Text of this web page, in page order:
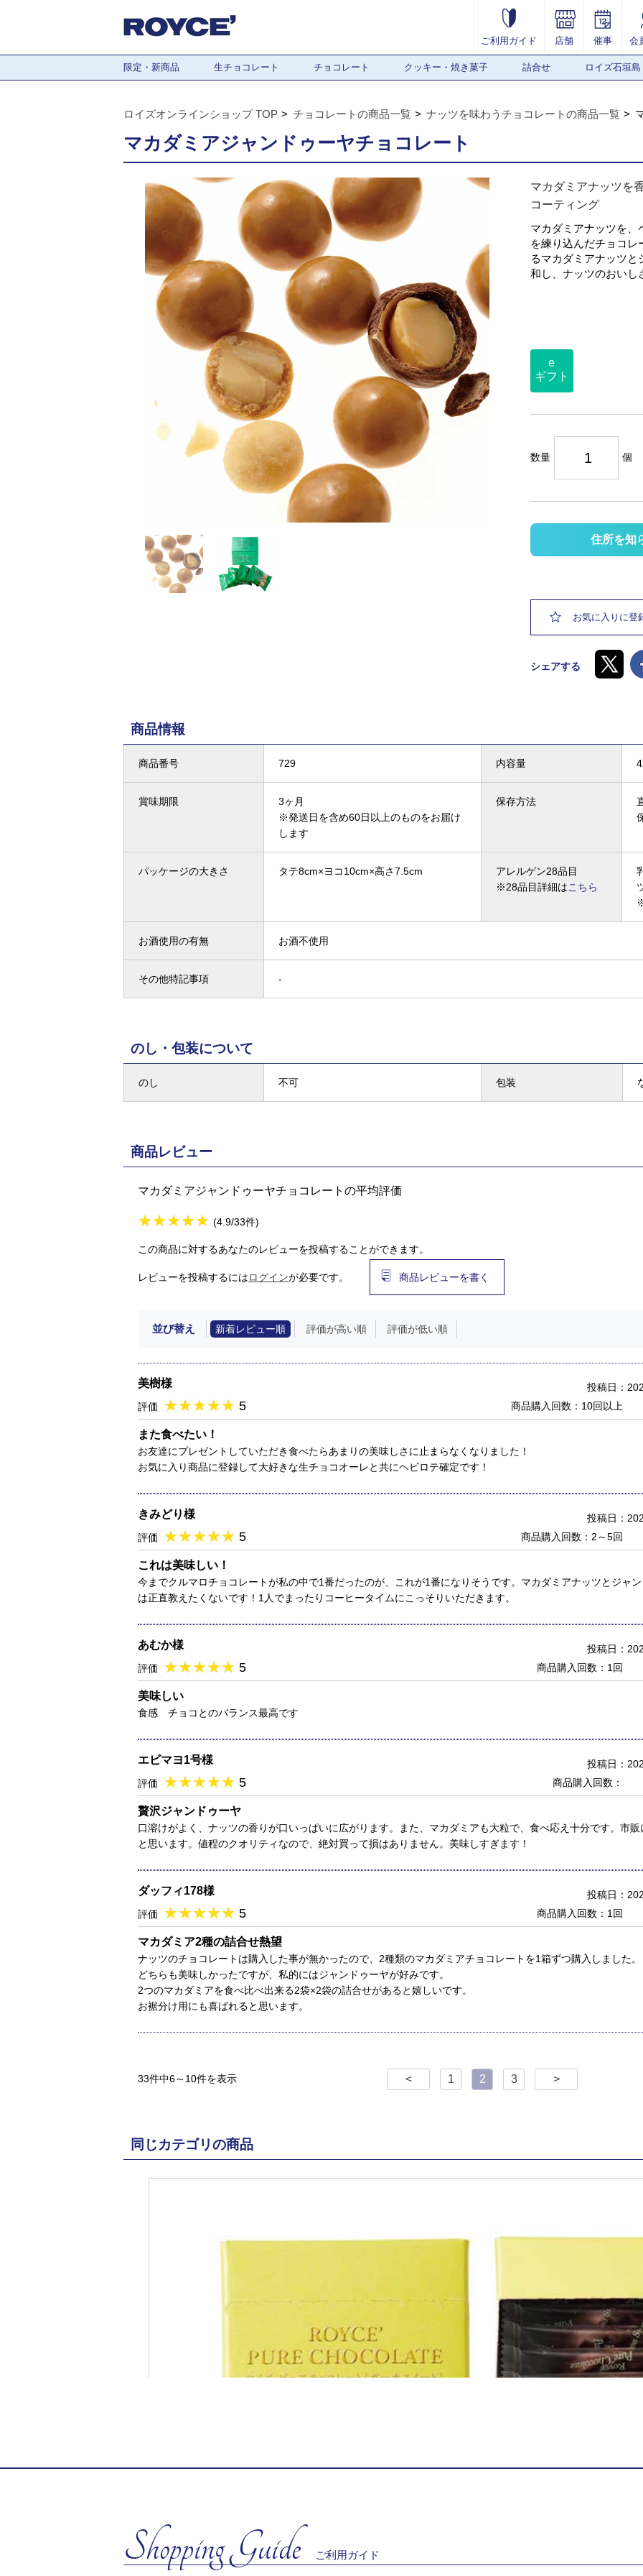
ご利用ガイド 店舗 催事 会
限定・新商品 生チョコレート チョコレート クッキー・焼き菓子 詰合せ ロイズ石垣島
ロイズオンラインショップ TOP チョコレートの商品一覧 ナッツを味わうチョコレートの商品一覧
マカダミアジャンドゥーヤチョコレート
マカダミアナッツを
コーティング
マカダミアナッツを、
を練り込んだチョコ
るマカダミアナッツ
和し、ナッツのおいし
e
ギフト
数量 個
住所を知
お気に入りに登
シェアする
商品情報
商品番号 729 内容量
賞味期限
3ヶ月
※発送日を含め60日以上のものをお届け
します
保存方法
パッケージの大きさ タテ8cm×ヨコ10cm×高さ7.5cm
アレルゲン28品目
※28品目詳細はこちら
お酒使用の有無 お酒不使用
その他特記事項 -
のし・包装について
のし 不可 包装
商品レビュー
マカダミアジャンドゥーヤチョコレートの平均評価
★★★★★
★★★★★ (4.9/33件)
この商品に対するあなたのレビューを投稿することができます。
レビューを投稿するにはログインが必要です。 商品レビューを書く
並び替え 新着レビュー順 評価が高い順 評価が低い順
美樹様
評価 ★★★★★
★★★★★ 5
投稿日：
商品購入回数：10回以上
また食べたい！
お友達にプレゼントしていただき食べたらあまりの美味しさに止まらなくなりました！
お気に入り商品に登録して大好きな生チョコオーレと共にヘビロテ確定です！
きみどり様
評価 ★★★★★
★★★★★ 5
投稿日：
商品購入回数：2～5回
これは美味しい！
今までクルマロチョコレートが私の中で1番だったのが、これが1番になりそうです。マカダミアナッツとジャ
は正直教えたくないです！1人でまったりコーヒータイムにこっそりいただきます。
あむか様
評価 ★★★★★
★★★★★ 5
投稿日：
商品購入回数：1回
美味しい
食感 チョコとのバランス最高です
エビマヨ1号様
評価 ★★★★★
★★★★★ 5
投稿日：
商品購入回数：
贅沢ジャンドゥーヤ
口溶けがよく、ナッツの香りが口いっぱいに広がります。また、マカダミアも大粒で、食べ応え十分です。市
と思います。値程のクオリティなので、絶対買って損はありません。美味しすぎます！
ダッフィ178様
評価 ★★★★★
★★★★★ 5
投稿日：
商品購入回数：1回
マカダミア2種の詰合せ熱望
ナッツのチョコレートは購入した事が無かったので、2種類のマカダミアチョコレートを1箱ずつ購入しました。
どちらも美味しかったですが、私的にはジャンドゥーヤが好みです。
2つのマカダミアを食べ比べ出来る2袋×2袋の詰合せがあると嬉しいです。
お裾分け用にも喜ばれると思います。
33件中6～10件を表示 < 1 2 3 >
同じカテゴリの商品
Shopping Guide ご利用ガイド